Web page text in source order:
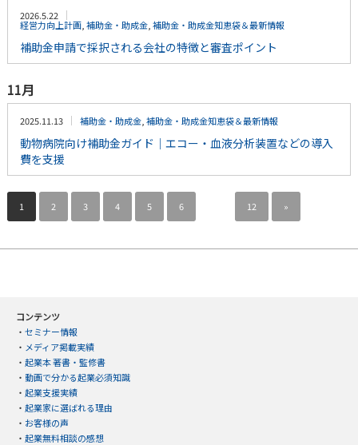
2026.5.22
経営力向上計画, 補助金・助成金, 補助金・助成金知恵袋＆最新情報
補助金申請で採択される会社の特徴と審査ポイント
11月
2025.11.13 補助金・助成金, 補助金・助成金知恵袋＆最新情報
動物病院向け補助金ガイド｜エコー・血液分析装置などの導入
費を支援
1 2 3 4 5 6 12 »
コンテンツ
・ セミナー情報
・ メディア掲載実績
・ 起業本 著書・監修書
・ 動画で分かる起業必須知識
・ 起業支援実績
・ 起業家に選ばれる理由
・ お客様の声
・ 起業無料相談の感想